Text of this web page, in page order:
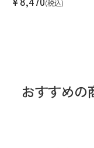
税込
おすすめの